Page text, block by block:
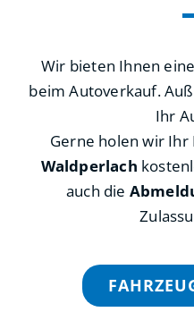
Wir bieten Ihnen
beim Autoverkauf.
Ihr
Gerne holen wir Ihr
Waldperlach
auch die